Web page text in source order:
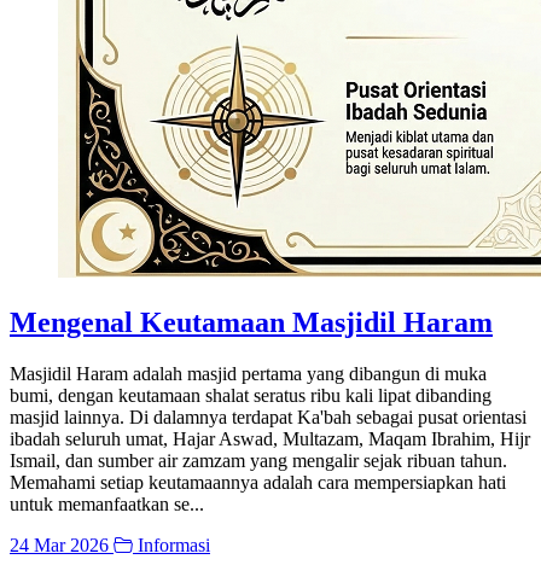
Mengenal Keutamaan Masjidil Haram
Masjidil Haram adalah masjid pertama yang dibangun di muka
bumi, dengan keutamaan shalat seratus ribu kali lipat dibanding
masjid lainnya. Di dalamnya terdapat Ka'bah sebagai pusat orientasi
ibadah seluruh umat, Hajar Aswad, Multazam, Maqam Ibrahim, Hijr
Ismail, dan sumber air zamzam yang mengalir sejak ribuan tahun.
Memahami setiap keutamaannya adalah cara mempersiapkan hati
untuk memanfaatkan se...
24 Mar 2026
Informasi